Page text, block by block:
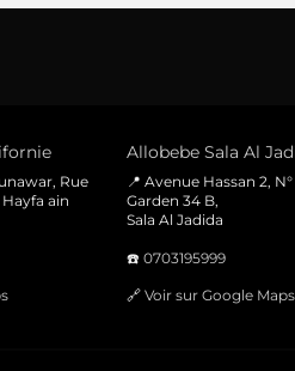
Rue
ain
Allobebe Sala Al
📍 Avenue Hassan 2,
Garden 34 B,
Sala Al Jadida
☎️ 0703195999
🔗 Voir sur Google Maps